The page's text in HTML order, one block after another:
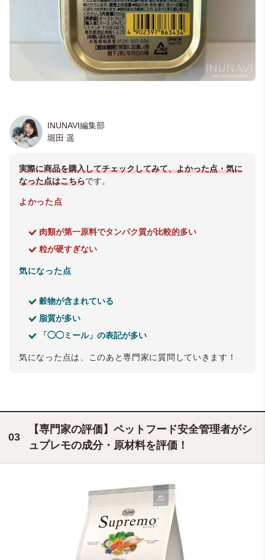
INUNAVI編集部
堀田 遥
実際に商品を購入してチェックしてみて、よかった点・気に
なった点はこちらです。
よかった点
肉類が第一原料でタンパク質が比較的多い
粒が硬すぎない
気になった点
穀物が含まれている
脂質が多い
「◯◯ミール」の表記が多い
気になった点は、このあと専門家に質問していきます！
【専門家の評価】ペットフード安全管理者がシ
ュプレモの成分・原材料を評価！